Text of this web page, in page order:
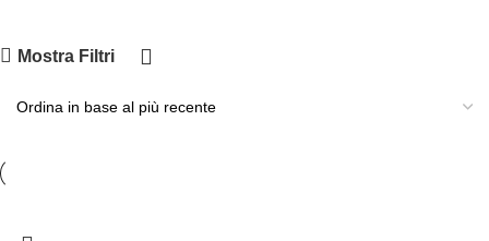
Mostra Filtri